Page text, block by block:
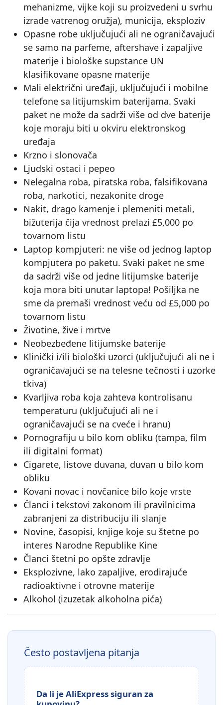
mehanizme, vijke koji su proizvedeni u svrhu
izrade vatrenog oružja), municija, eksploziv
Opasne robe uključujući ali ne ograničavajući
se samo na parfeme, aftershave i zapaljive
materije i biološke supstance UN
klasifikovane opasne materije
Mali električni uređaji, uključujući i mobilne
telefone sa litijumskim baterijama. Svaki
paket ne može da sadrži više od dve baterije
koje moraju biti u okviru elektronskog
uređaja
Krzno i slonovača
Ljudski ostaci i pepeo
Nelegalna roba, piratska roba, falsifikovana
roba, narkotici, nezakonite droge
Nakit, drago kamenje i plemeniti metali,
bižuterija čija vrednost prelazi £5,000 po
tovarnom listu
Laptop kompjuteri: ne više od jednog laptop
kompjutera po paketu. Svaki paket ne sme
da sadrži više od jedne litijumske baterije
koja mora biti unutar laptopa! Pošiljka ne
sme da premaši vrednost veću od £5,000 po
tovarnom listu
Životine, žive i mrtve
Neobezbeđene litijumske baterije
Klinički i/ili biološki uzorci (uključujući ali ne i
ograničavajući se na telesne tečnosti i uzorke
tkiva)
Kvarljiva roba koja zahteva kontrolisanu
temperaturu (uključujući ali ne i
ograničavajući se na cveće i hranu)
Pornografiju u bilo kom obliku (tampa, film
ili digitalni format)
Cigarete, listove duvana, duvan u bilo kom
obliku
Kovani novac i novčanice bilo koje vrste
Članci i tekstovi zakonom ili pravilnicima
zabranjeni za distribuciju ili slanje
Novine, časopisi, knjige koje su štetne po
interes Narodne Republike Kine
Članci štetni po opšte zdravlje
Eksplozivne, lako zapaljive, erodirajuće
radioaktivne i otrovne materije
Alkohol (izuzetak alkoholna pića)
Često postavljena pitanja
Da li je AliExpress siguran za